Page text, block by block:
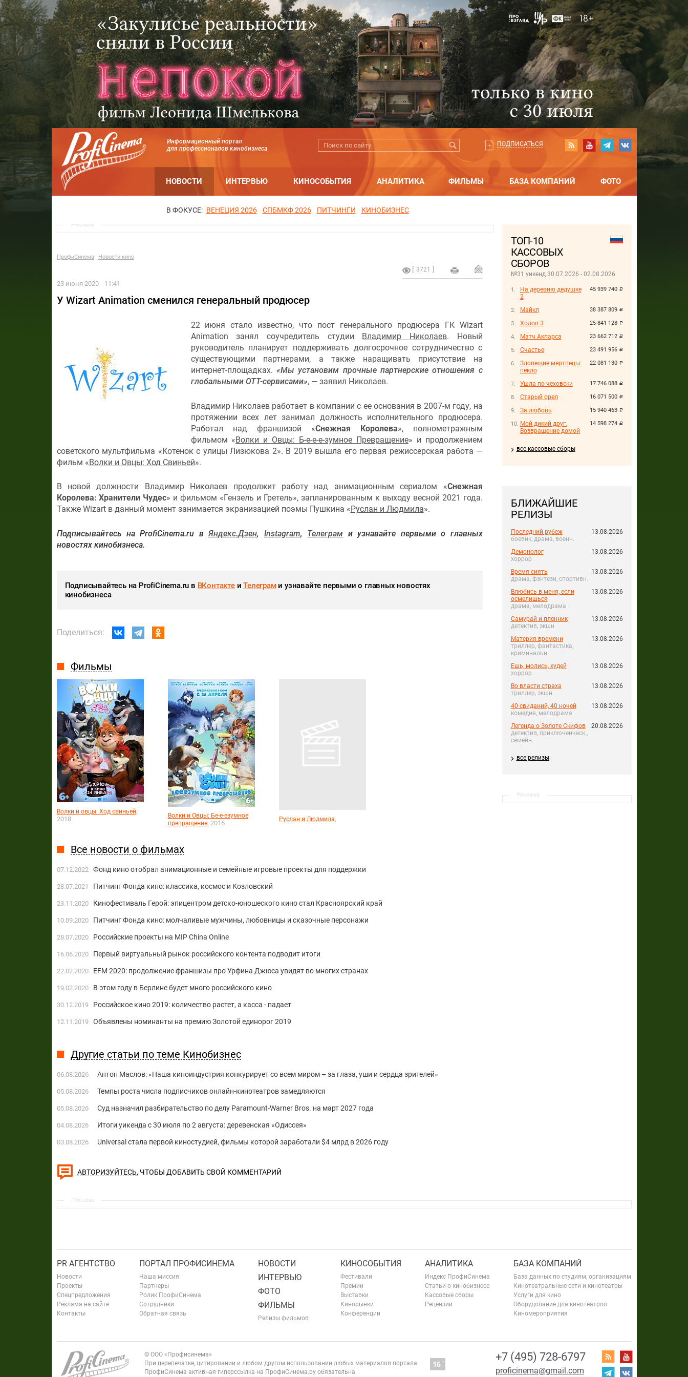
Информационный портал
для профессионалов кинобизнеса
ПОДПИСАТЬСЯ
НОВОСТИ ИНТЕРВЬЮ КИНОСОБЫТИЯ АНАЛИТИКА ФИЛЬМЫ БАЗА КОМПАНИЙ ФОТО
В ФОКУСЕ: ВЕНЕЦИЯ 2026 СПБМКФ 2026 ПИТЧИНГИ КИНОБИЗНЕС
ТОП-10
КАССОВЫХ
СБОРОВ
№31 уикенд 30.07.2026 - 02.08.2026
45 939 740 руб.
На деревню дедушке
2
38 387 809 руб.
Майкл
25 841 128 руб.
Холоп 3
23 662 712 руб.
Матч Акпарса
23 491 956 руб.
Счастье
22 081 130 руб.
Зловещие мертвецы:
пекло
17 746 088 руб.
Ушла по-чеховски
16 071 500 руб.
Старый орел
15 940 463 руб.
За любовь
14 598 274 руб.
Мой дикий друг.
Возвращение домой
все кассовые сборы
БЛИЖАЙШИЕ
РЕЛИЗЫ
Последний рубеж
боевик, драма, военн.
13.08.2026
Демонолог
хоррор
13.08.2026
Время сиять
драма, фэнтези, спортивн.
13.08.2026
Влюбись в меня, если
осмелишься
драма, мелодрама
13.08.2026
Самурай и пленник
детектив, экшн
13.08.2026
Материя времени
триллер, фантастика,
криминальн.
13.08.2026
Ешь, молись, худей
хоррор
13.08.2026
Во власти страха
триллер, экшн
13.08.2026
40 свиданий, 40 ночей
комедия, мелодрама
13.08.2026
Легенда о Золоте Скифов
детектив, приключенческ.,
семейн.
20.08.2026
все релизы
Реклама
Реклама
ПрофиСинема Новости кино
3721
23 июня 2020 11:41
У Wizart Animation сменился генеральный продюсер
22 июня стало известно, что пост генерального продюсера ГК Wizart
Animation занял соучредитель студии Владимир Николаев. Новый
руководитель планирует поддерживать долгосрочное сотрудничество с
существующими партнерами, а также наращивать присутствие на
интернет-площадках. «Мы установим прочные партнерские отношения с
глобальными OTT-сервисами», — заявил Николаев.
Владимир Николаев работает в компании с ее основания в 2007-м году, на
протяжении всех лет занимал должность исполнительного продюсера.
Работал над франшизой «Снежная Королева», полнометражным
фильмом «Волки и Овцы: Б-е-е-е-зумное Превращение» и продолжением
советского мультфильма «Котенок с улицы Лизюкова 2». В 2019 вышла его первая режиссерская работа —
фильм «Волки и Овцы: Ход Свиньей».
В новой должности Владимир Николаев продолжит работу над анимационным сериалом «Снежная
Королева: Хранители Чудес» и фильмом «Гензель и Гретель», запланированным к выходу весной 2021 года.
Также Wizart в данный момент занимается экранизацией поэмы Пушкина «Руслан и Людмила».
Подписывайтесь на ProfiCinema.ru вЯндекс.Дзен, Instagram, Телеграм и узнавайте первыми о главных
новостях кинобизнеса.
Подписывайтесь на ProfiCinema.ru в ВКонтактеиТелеграми узнавайте первыми о главных новостях
кинобизнеса
Поделиться:
Фильмы
Волки и овцы: Ход свиньей,
2018
Волки и Овцы: Бе-е-езумное
превращение, 2016 Руслан и Людмила,
Все новости о фильмах
07.12.2022 Фонд кино отобрал анимационные и семейные игровые проекты для поддержки
28.07.2021 Питчинг Фонда кино: классика, космос и Козловский
23.11.2020 Кинофестиваль Герой: эпицентром детско-юношеского кино стал Красноярский край
10.09.2020 Питчинг Фонда кино: молчаливые мужчины, любовницы и сказочные персонажи
28.07.2020 Российские проекты на MIP China Online
16.06.2020 Первый виртуальный рынок российского контента подводит итоги
22.02.2020 EFM 2020: продолжение франшизы про Урфина Джюса увидят во многих странах
19.02.2020 В этом году в Берлине будет много российского кино
30.12.2019 Российское кино 2019: количество растет, а касса - падает
12.11.2019 Объявлены номинанты на премию Золотой единорог 2019
Другие статьи по теме Кинобизнес
06.08.2026 Антон Маслов: «Наша киноиндустрия конкурирует со всем миром – за глаза, уши и сердца зрителей»
05.08.2026 Темпы роста числа подписчиков онлайн-кинотеатров замедляются
05.08.2026 Суд назначил разбирательство по делу Paramount-Warner Bros. на март 2027 года
04.08.2026 Итоги уикенда с 30 июля по 2 августа: деревенская «Одиссея»
03.08.2026 Universal стала первой киностудией, фильмы которой заработали $4 млрд в 2026 году
АВТОРИЗУЙТЕСЬ, ЧТОБЫ ДОБАВИТЬ СВОЙ КОММЕНТАРИЙ
Реклама
PR АГЕНТСТВО
Новости
Проекты
Спецпредложения
Реклама на сайте
Контакты
ПОРТАЛ ПРОФИСИНЕМА
Наша миссия
Партнеры
Ролик ПрофиСинема
Сотрудники
Обратная связь
НОВОСТИ
ИНТЕРВЬЮ
ФОТО
ФИЛЬМЫ
Релизы фильмов
КИНОСОБЫТИЯ
Фестивали
Премии
Выставки
Кинорынки
Конференции
АНАЛИТИКА
Индекс ПрофиСинема
Статьи о кинобизнесе
Кассовые сборы
Рецензии
БАЗА КОМПАНИЙ
База данных по студиям, организациям
Кинотеатральные сети и кинотеатры
Услуги для кино
Оборудование для кинотеатров
Киномероприятия
+7 (495) 728-6797
proficinema@gmail.com
© ООО «Профисинема»
При перепечатке, цитировании и любом другом использовании любых материалов портала
ПрофиСинема активная гиперссылка на ПрофиСинема.ру обязательна.